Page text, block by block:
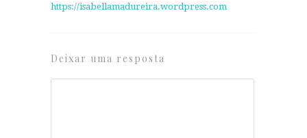
https://isabellamadureira.wordpress.com
Deixar uma resposta